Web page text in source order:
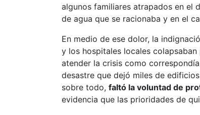
algunos familiares atrapados en el
de agua que se racionaba y en el
En medio de ese dolor, la
y los hospitales locales
atender la crisis como
desastre que dejó miles de
sobre todo, faltó la voluntad de
evidencia que las prioridades de